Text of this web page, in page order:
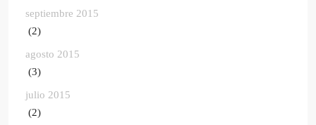
septiembre 2015
(2)
agosto 2015
(3)
julio 2015
(2)